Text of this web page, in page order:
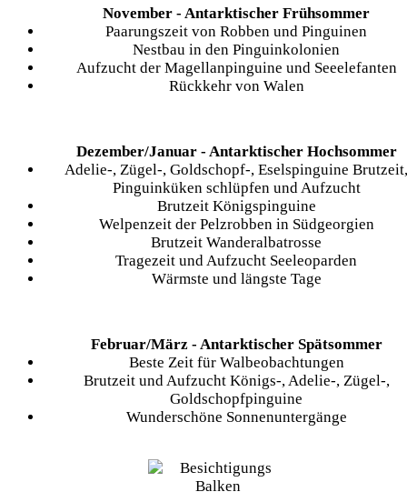
November - Antarktischer Frühsommer
Paarungszeit von Robben und Pinguinen
Nestbau in den Pinguinkolonien
Aufzucht der Magellanpinguine und Seeelefanten
Rückkehr von Walen
Dezember/Januar - Antarktischer Hochsommer
Adelie-, Zügel-, Goldschopf-, Eselspinguine Brutzeit,
Pinguinküken schlüpfen und Aufzucht
Brutzeit Königspinguine
Welpenzeit der Pelzrobben in Südgeorgien
Brutzeit Wanderalbatrosse
Tragezeit und Aufzucht Seeleoparden
Wärmste und längste Tage
Februar/März - Antarktischer Spätsommer
Beste Zeit für Walbeobachtungen
Brutzeit und Aufzucht Königs-, Adelie-, Zügel-,
Goldschopfpinguine
Wunderschöne Sonnenuntergänge